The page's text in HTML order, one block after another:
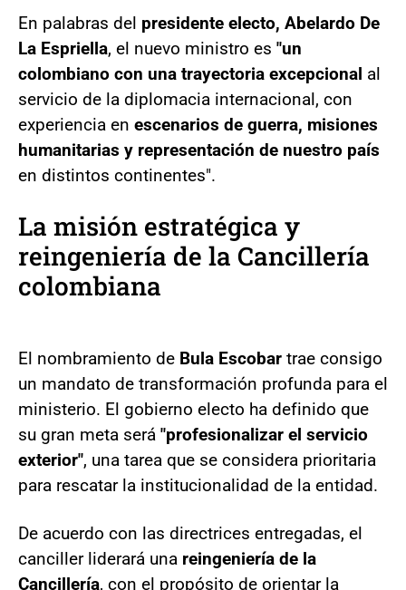
En palabras del presidente electo, Abelardo De
La Espriella, el nuevo ministro es "un
colombiano con una trayectoria excepcional al
servicio de la diplomacia internacional, con
experiencia en escenarios de guerra, misiones
humanitarias y representación de nuestro país
en distintos continentes".
La misión estratégica y
reingeniería de la Cancillería
colombiana
El nombramiento de Bula Escobar trae consigo
un mandato de transformación profunda para el
ministerio. El gobierno electo ha definido que
su gran meta será "profesionalizar el servicio
exterior", una tarea que se considera prioritaria
para rescatar la institucionalidad de la entidad.
De acuerdo con las directrices entregadas, el
canciller liderará una reingeniería de la
Cancillería, con el propósito de orientar la